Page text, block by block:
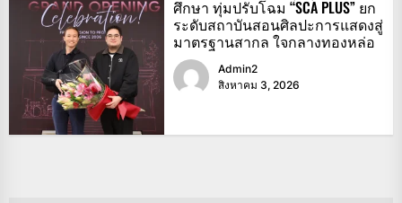
ศึกษา ทุ่มปรับโฉม “SCA PLUS” ยก
ระดับสถาบันสอนศิลปะการแสดงสู่
มาตรฐานสากล ใจกลางทองหล่อ
Admin2
สิงหาคม 3, 2026